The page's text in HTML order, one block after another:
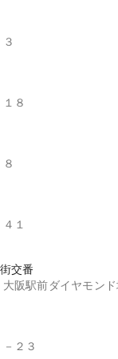
８
１
交番
阪駅前ダイヤモン
２３